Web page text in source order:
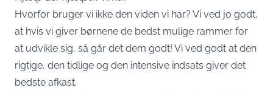
Hvorfor bruger vi ikke den viden vi har? Vi ved jo godt,
at hvis vi giver børnene de bedst mulige rammer for
at udvikle sig, så går det dem godt! Vi ved godt at den
rigtige, den tidlige og den intensive indsats giver det
bedste afkast.